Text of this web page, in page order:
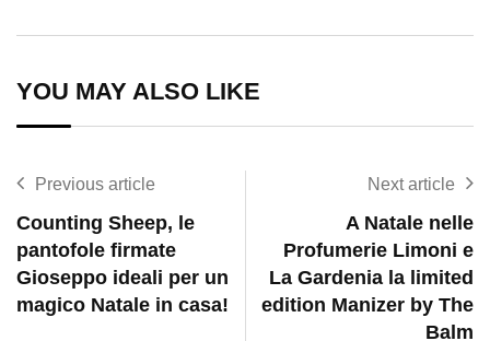
YOU MAY ALSO LIKE
Previous article
Counting Sheep, le
pantofole firmate
Gioseppo ideali per un
magico Natale in casa!
Next article
A Natale nelle
Profumerie Limoni e
La Gardenia la limited
edition Manizer by The
Balm